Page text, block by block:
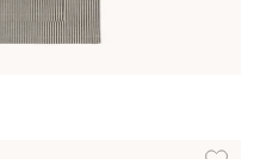
Lägg